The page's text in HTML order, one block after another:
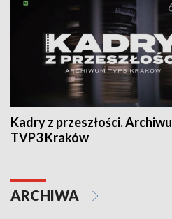
Kadry z przeszłości.
TVP3 Kraków
ARCHIWA